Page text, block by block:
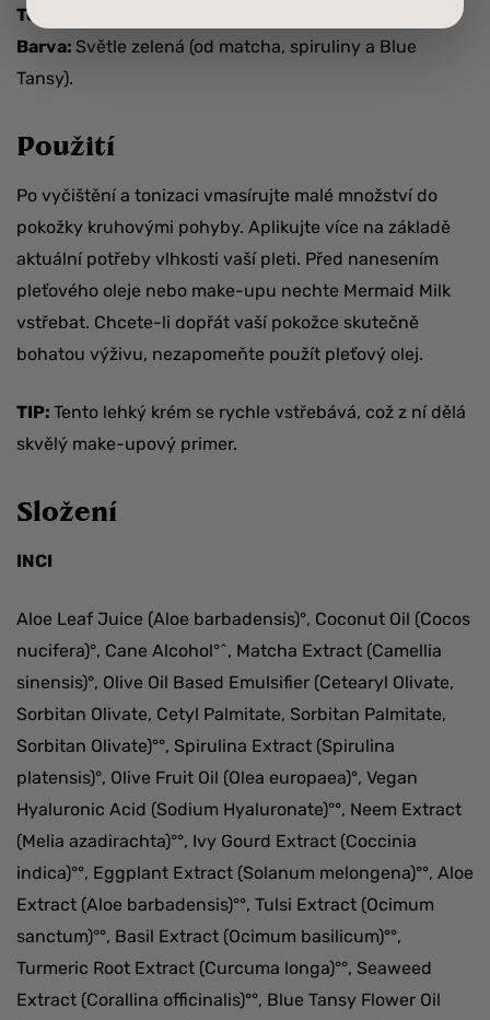
Textura:
Barva: Světle zelená (od matcha, spiruliny a Blue
Tansy).
Použití
Po vyčištění a tonizaci vmasírujte malé množství do
pokožky kruhovými pohyby. Aplikujte více na základě
aktuální potřeby vlhkosti vaší pleti. Před nanesením
pleťového oleje nebo make-upu nechte Mermaid Milk
vstřebat. Chcete-li dopřát vaší pokožce skutečně
bohatou výživu, nezapomeňte použít pleťový olej.
TIP: Tento lehký krém se rychle vstřebává, což z ní dělá
skvělý make-upový primer.
Složení
INCI
Aloe Leaf Juice (Aloe barbadensis)°, Coconut Oil (Cocos
nucifera)°, Cane Alcohol°^, Matcha Extract (Camellia
sinensis)°, Olive Oil Based Emulsifier (Cetearyl Olivate,
Sorbitan Olivate, Cetyl Palmitate, Sorbitan Palmitate,
Sorbitan Olivate)°°, Spirulina Extract (Spirulina
platensis)°, Olive Fruit Oil (Olea europaea)°, Vegan
Hyaluronic Acid (Sodium Hyaluronate)°°, Neem Extract
(Melia azadirachta)°°, Ivy Gourd Extract (Coccinia
indica)°°, Eggplant Extract (Solanum melongena)°°, Aloe
Extract (Aloe barbadensis)°°, Tulsi Extract (Ocimum
sanctum)°°, Basil Extract (Ocimum basilicum)°°,
Turmeric Root Extract (Curcuma longa)°°, Seaweed
Extract (Corallina officinalis)°°, Blue Tansy Flower Oil